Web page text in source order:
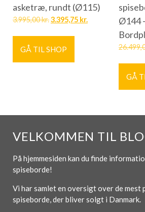
asketræ, rundt (Ø115)
3.995,00kr.3.395,75 kr.
GÅ TIL SHOP
Ø144
GÅ
VELKOMMEN TIL
På hjemmesiden kan du finde
spiseborde!
Vi har samlet en oversigt over de mest
spiseborde, der bliver solgt i Danmark.